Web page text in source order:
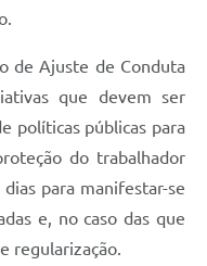
de Ajuste de Conduta
que devem ser
políticas públicas para
do trabalhador
para manifestar-se
e, no caso das que
regularização.